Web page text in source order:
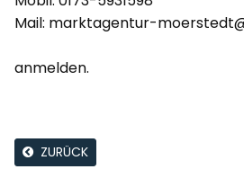
Mail: marktagentur-
anmelden.
ZURÜCK